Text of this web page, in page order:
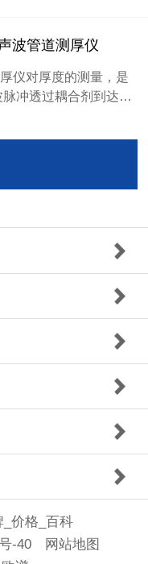
波管道测厚仪
仪对厚度的测量，是
脉冲透过耦合剂到达…
价格_百科
-40
网站地图